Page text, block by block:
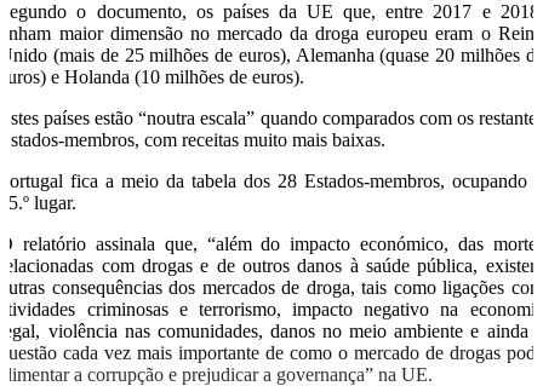
Segundo o documento, os países da UE que, entre 2017 e 2018,
tinham maior dimensão no mercado da droga europeu eram o Reino
Unido (mais de 25 milhões de euros), Alemanha (quase 20 milhões de
euros) e Holanda (10 milhões de euros).
Estes países estão “noutra escala” quando comparados com os restantes
Estados-membros, com receitas muito mais baixas.
Portugal fica a meio da tabela dos 28 Estados-membros, ocupando o
15.º lugar.
O relatório assinala que, “além do impacto económico, das mortes
relacionadas com drogas e de outros danos à saúde pública, existem
outras consequências dos mercados de droga, tais como ligações com
atividades criminosas e terrorismo, impacto negativo na economia
legal, violência nas comunidades, danos no meio ambiente e ainda a
questão cada vez mais importante de como o mercado de drogas pode
alimentar a corrupção e prejudicar a governança” na UE.